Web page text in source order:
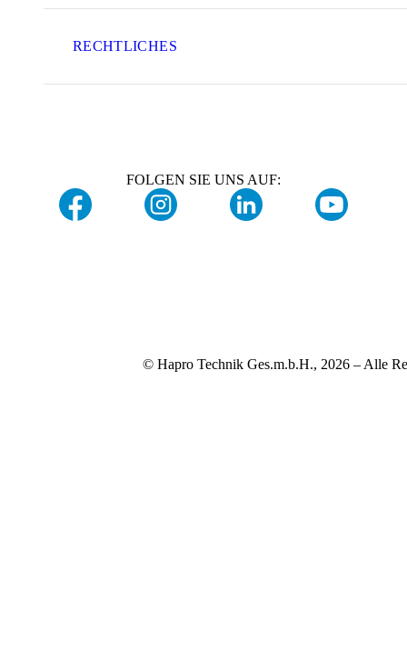
RECHTLICHES
FOLGEN SIE UNS AUF:
© Hapro Technik Ges.m.b.H., 2026 – Alle